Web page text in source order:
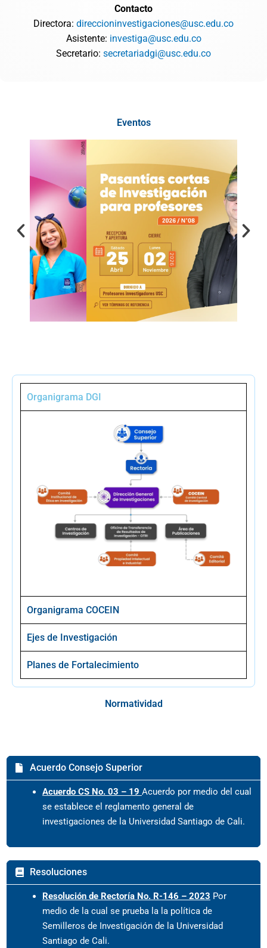
Contacto
Directora: direccioninvestigaciones@usc.edu.co
Asistente: investiga@usc.edu.co
Secretario: secretariadgi@usc.edu.co
Eventos
Organigrama DGI
Organigrama COCEIN
Ejes de Investigación
Planes de Fortalecimiento
Normatividad
Acuerdo Consejo Superior
Acuerdo CS No. 03 – 19 Acuerdo por medio del cual
se establece el reglamento general de
investigaciones de la Universidad Santiago de Cali.
Resoluciones
Resolución de Rectoría No. R-146 – 2023 Por
medio de la cual se prueba la la política de
Semilleros de Investigación de la Universidad
Santiago de Cali.